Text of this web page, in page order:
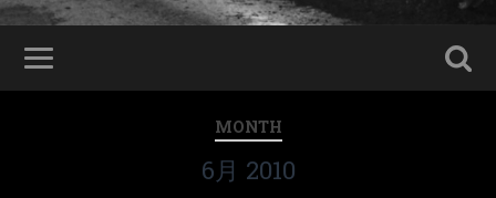
MONTH
6月 2010